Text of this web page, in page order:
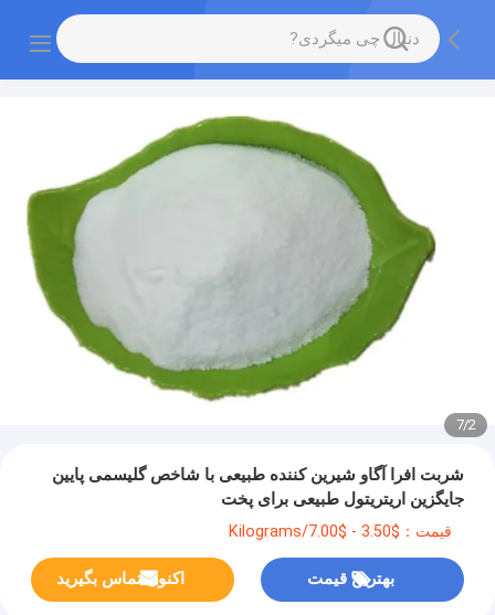
2
/
7
شربت افرا آگاو شیرین کننده طبیعی با شاخص گلیسمی پایین
جایگزین اریتریتول طبیعی برای پخت
قیمت：$3.50 - $7.00/Kilograms
بهترین قیمت اکنون تماس بگیرید